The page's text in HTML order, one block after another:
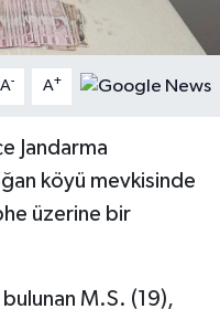
A- A+
Jandarma
köyü mevkisinde
üzerine bir
M.S. (19),